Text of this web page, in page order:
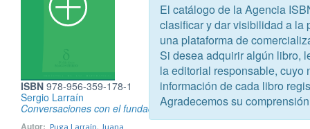
ISBN 978-956-359-178-1
Sergio Larraín
Conversaciones con el fundador del Museo Chileno de Arte
Autor: Puga Larraín, Juana
El catálogo de la Agencia
clasificar y dar visibilidad a la
una plataforma de
Si desea adquirir algún libro,
la editorial responsable, cuyo
información de cada libro
Agradecemos su